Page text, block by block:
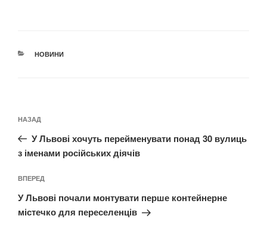
КАТЕГОРІЇ
НОВИНИ
записів
Попередній
запис:
НАЗАД
У Львові хочуть перейменувати понад 30 вулиць
з іменами російських діячів
Наступний
запис
ВПЕРЕД
У Львові почали монтувати перше контейнерне
містечко для переселенців